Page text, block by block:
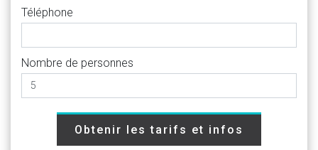
Téléphone
Nombre de personnes
Obtenir les tarifs et infos